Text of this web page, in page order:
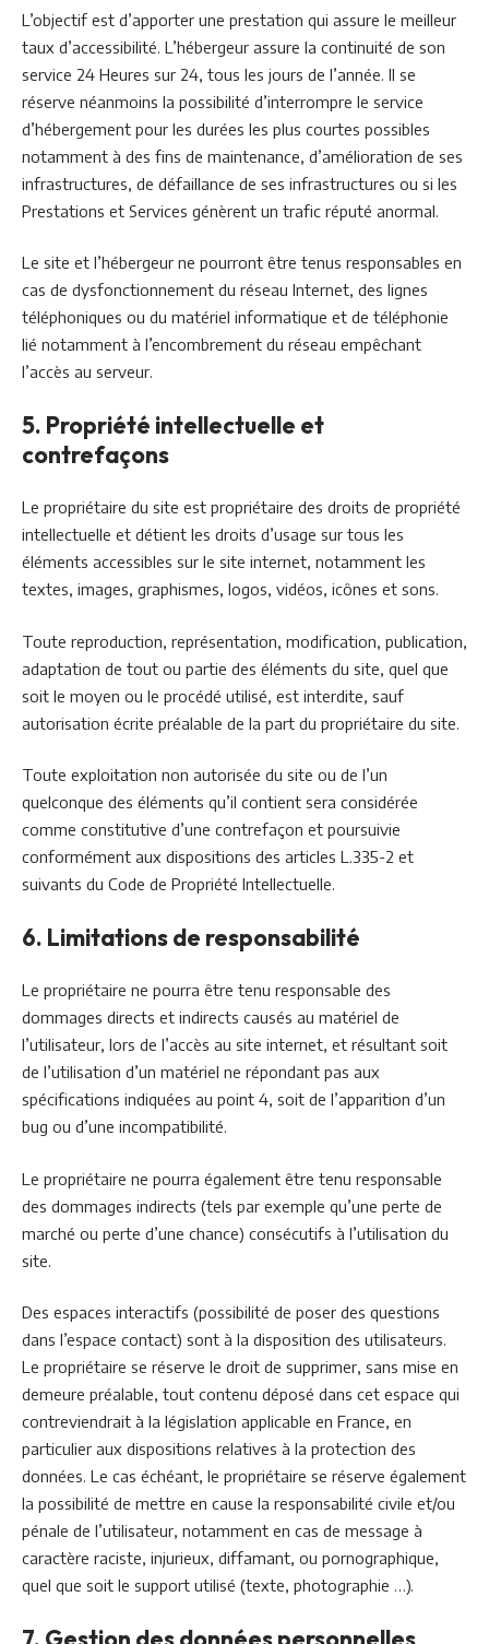
L’objectif est d’apporter une prestation qui assure le meilleur
taux d’accessibilité. L’hébergeur assure la continuité de son
service 24 Heures sur 24, tous les jours de l’année. Il se
réserve néanmoins la possibilité d’interrompre le service
d’hébergement pour les durées les plus courtes possibles
notamment à des fins de maintenance, d’amélioration de ses
infrastructures, de défaillance de ses infrastructures ou si les
Prestations et Services génèrent un trafic réputé anormal.
Le site et l’hébergeur ne pourront être tenus responsables en
cas de dysfonctionnement du réseau Internet, des lignes
téléphoniques ou du matériel informatique et de téléphonie
lié notamment à l’encombrement du réseau empêchant
l’accès au serveur.
5. Propriété intellectuelle et
contrefaçons
Le propriétaire du site est propriétaire des droits de propriété
intellectuelle et détient les droits d’usage sur tous les
éléments accessibles sur le site internet, notamment les
textes, images, graphismes, logos, vidéos, icônes et sons.
Toute reproduction, représentation, modification, publication,
adaptation de tout ou partie des éléments du site, quel que
soit le moyen ou le procédé utilisé, est interdite, sauf
autorisation écrite préalable de la part du propriétaire du site.
Toute exploitation non autorisée du site ou de l’un
quelconque des éléments qu’il contient sera considérée
comme constitutive d’une contrefaçon et poursuivie
conformément aux dispositions des articles L.335-2 et
suivants du Code de Propriété Intellectuelle.
6. Limitations de responsabilité
Le propriétaire ne pourra être tenu responsable des
dommages directs et indirects causés au matériel de
l’utilisateur, lors de l’accès au site internet, et résultant soit
de l’utilisation d’un matériel ne répondant pas aux
spécifications indiquées au point 4, soit de l’apparition d’un
bug ou d’une incompatibilité.
Le propriétaire ne pourra également être tenu responsable
des dommages indirects (tels par exemple qu’une perte de
marché ou perte d’une chance) consécutifs à l’utilisation du
site.
Des espaces interactifs (possibilité de poser des questions
dans l’espace contact) sont à la disposition des utilisateurs.
Le propriétaire se réserve le droit de supprimer, sans mise en
demeure préalable, tout contenu déposé dans cet espace qui
contreviendrait à la législation applicable en France, en
particulier aux dispositions relatives à la protection des
données. Le cas échéant, le propriétaire se réserve également
la possibilité de mettre en cause la responsabilité civile et/ou
pénale de l’utilisateur, notamment en cas de message à
caractère raciste, injurieux, diffamant, ou pornographique,
quel que soit le support utilisé (texte, photographie …).
7. Gestion des données personnelles